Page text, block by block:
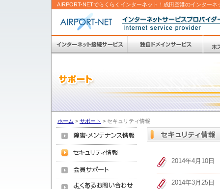
AIRPORT-NETでらくらくインターネット！成田空港のインターネ
ホーム > サポート > セキュリティ情報
2014年4月10日
2014年3月25日